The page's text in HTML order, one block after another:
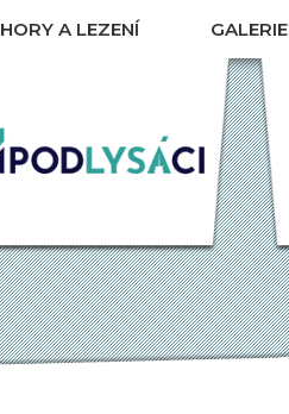
HORY A LEZENÍ
ALPY
CESTOVÁNÍ
GALERIE